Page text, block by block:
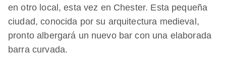
en otro local, esta vez en Chester. Esta pequeña
ciudad, conocida por su arquitectura medieval,
pronto albergará un nuevo bar con una elaborada
barra curvada.